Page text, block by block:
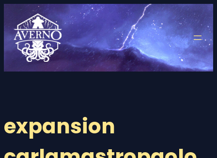
contenido
expansion